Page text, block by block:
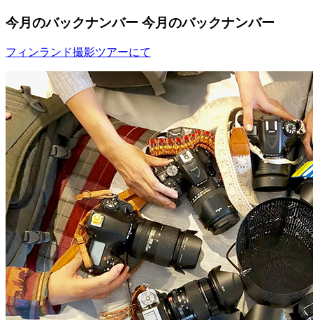
今月のバックナンバー 今月のバックナンバー
フィンランド撮影ツアーにて